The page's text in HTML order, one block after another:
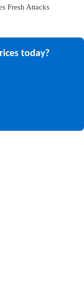
Fresh Attacks
today?